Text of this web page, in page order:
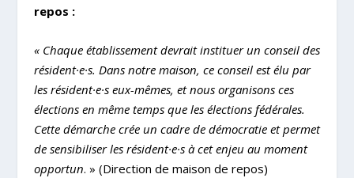
repos :
« Chaque établissement devrait instituer un conseil des
résident·e·s. Dans notre maison, ce conseil est élu par
les résident·e·s eux-mêmes, et nous organisons ces
élections en même temps que les élections fédérales.
Cette démarche crée un cadre de démocratie et permet
de sensibiliser les résident·e·s à cet enjeu au moment
opportun. » (Direction de maison de repos)